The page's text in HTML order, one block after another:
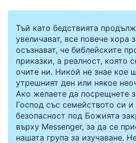
Тъй като бедствията
увеличават, все повече хора
осъзнават, че библейските
приказки, а реалност, която
очите ни. Никой не знае кое
утрешният ден или някое
Ако желаете да посрещнете
Господ със семейството си
безопасност под Божията
върху Messenger, за да се
нашата група за изучаване.